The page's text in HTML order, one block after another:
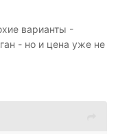
варианты -
- но и цена уже не